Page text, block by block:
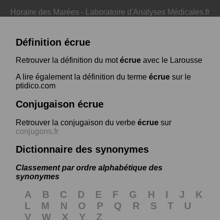
Horaire des Marées - Laboratoire d'Analyses Médicales.fr
Définition écrue
Retrouver la définition du motécrue avec le Larousse
A lire également la définition du terme écrue sur le
ptidico.com
Conjugaison écrue
Retrouver la conjugaison du verbe écrue sur
conjugons.fr
Dictionnaire des synonymes
Classement par ordre alphabétique des
synonymes
A B C D E F G H I J
K
L
M N O P Q R S T
U
V
W X Y Z